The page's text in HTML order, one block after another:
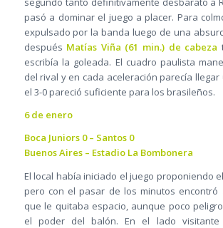
pasó a dominar el juego a placer. Para
expulsado por la banda luego de una
después Matías Viña (61 min.) de cabeza
escribía la goleada. El cuadro paulista
del rival y en cada aceleración parecía llegar
el 3-0 pareció suficiente para los brasileños.
6 de enero
Boca Juniors 0 – Santos 0
Buenos Aires – Estadio La Bombonera
El local había iniciado el juego proponiendo
pero con el pasar de los minutos encontró
que le quitaba espacio, aunque poco
el poder del balón. En el lado